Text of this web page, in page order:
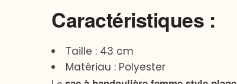
Caractéristiques :
Taille : 43 cm
Matériau : Polyester